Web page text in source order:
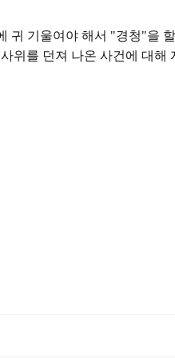
기울여야 해서 "경청"을
를 던져 나온 사건에 대